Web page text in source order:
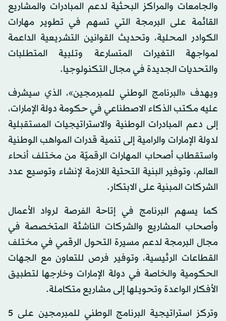
والجامعات والمراكز البحثية لدعم المبادرات والمشاريع
القائمة على البرمجة التي تسهم في تطوير مهارات
الكوادر المحلية، وتحديث القوانين التشريعية الداعمة
لمواجهة التغيرات المتسارعة وتلبية المتطلبات
والتحديات الجديدة في مجال التكنولوجيا.
ويهدف «البرنامج الوطني للمبرمجين»، الذي سيشرف
عليه مكتب الذكاء الاصطناعي في حكومة دولة الإمارات،
إلى دعم المبادرات الوطنية والاستراتيجيات المستقبلية
لدولة الإمارات والرامية إلى تنمية قدرات المواهب الوطنية
واستقطاب أصحاب المهارات الرقميّة من مختلف أنحاء
العالم، وتوفير البنية التحتية اللازمة لإنشاء وتوسيع عدد
الشركات المبنية على الابتكار.
كما يسهم البرنامج في إتاحة الفرصة لرواد الأعمال
وأصحاب المشاريع والشركات الناشئة المتخصصة في
مجال البرمجة لدعم مسيرة التحول الرقمي في مختلف
القطاعات الرئيسية، وتوفير فرص للتعاون مع الجهات
الحكومية والخاصة في دولة الإمارات وخارجها لتطبيق
الأفكار الواعدة وتحويلها إلى مشاريع متكاملة.
وتركز استراتيجية البرنامج الوطني للمبرمجين على 5